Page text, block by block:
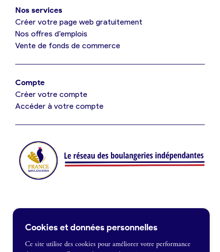
Je référence ma boulangerie (gratuit)
Offres d’emploi
Je suis fournisseur
Je crée mon compte
Nos services
Créer votre page web gratuitement
Nos offres d’emplois
Vente de fonds de commerce
Compte
Créer votre compte
Accéder à votre compte
Je souhaite être recontacté
Cookies et données personnelles
Ce site utilise des cookies pour améliorer votre performance